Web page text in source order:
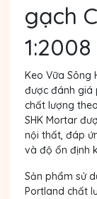
gạch
Keo Vữa Sông
được đánh giá
chất lượng
SHK Mortar
nội thất, đáp
và độ ổn định
Sản phẩm sử
Portland chất